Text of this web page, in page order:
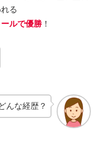
る
ルで優勝 ！
どんな経歴？